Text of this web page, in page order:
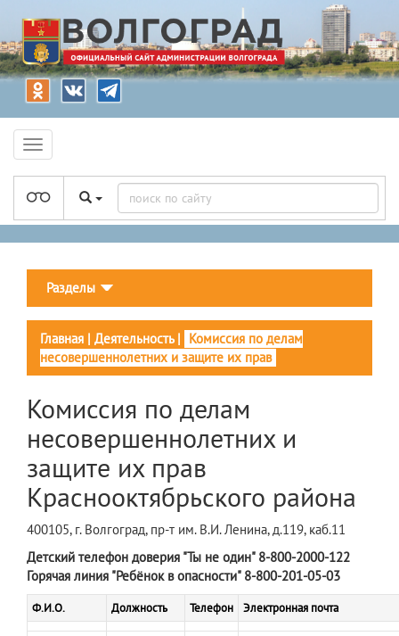
Разделы
Главная | Деятельность| Комиссия по делам
несовершеннолетних и защите их прав
Комиссия по делам
несовершеннолетних и
защите их прав
Краснооктябрьского района
400105, г. Волгоград, пр-т им. В.И. Ленина, д.119, каб.11
Детский телефон доверия "Ты не один" 8-800-2000-122
Горячая линия "Ребёнок в опасности" 8-800-201-05-03
Ф.И.О. Должность Телефон Электронная почта